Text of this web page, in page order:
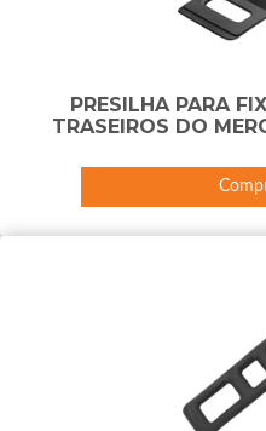
PRESILHA PARA
TRASEIROS DO